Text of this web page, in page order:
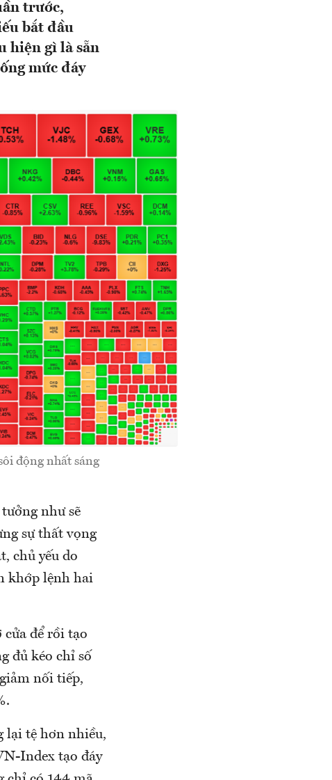
trước,
bắt đầu
hiện gì là sẵn
mức đáy
động nhất sáng
như sẽ
sự thất vọng
chủ yếu do
khớp lệnh hai
để rồi tạo
đủ kéo chỉ số
nối tiếp,
lại tệ hơn nhiều,
Index tạo đáy